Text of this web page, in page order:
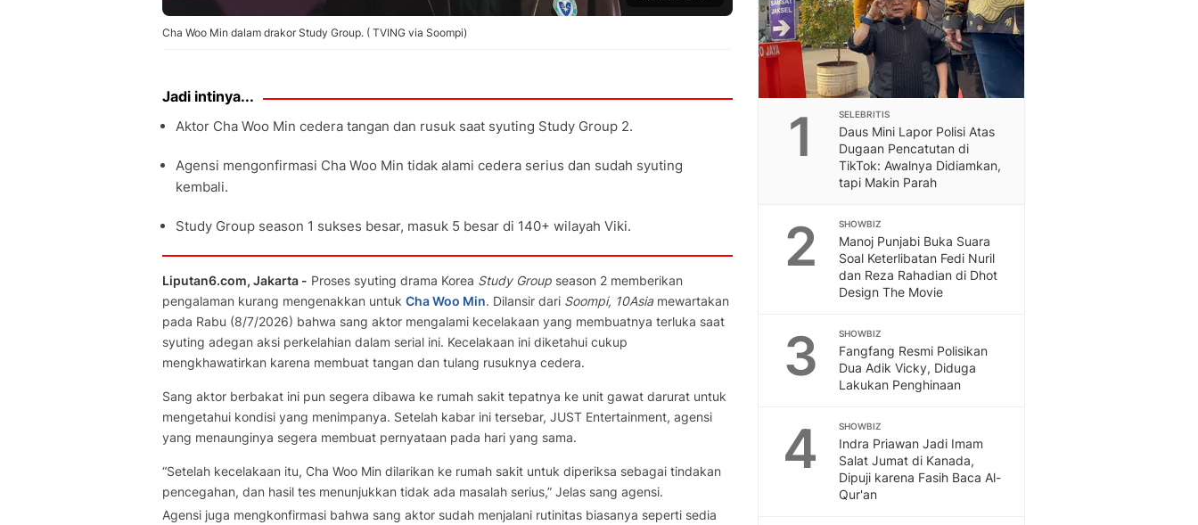
Cha Woo Min dalam drakor Study Group. ( TVING via Soompi)
Jadi intinya...
Aktor Cha Woo Min cedera tangan dan rusuk saat syuting Study Group 2.
Agensi mengonfirmasi Cha Woo Min tidak alami cedera serius dan sudah syuting
kembali.
Study Group season 1 sukses besar, masuk 5 besar di 140+ wilayah Viki.
Liputan6.com, Jakarta - Proses syuting drama Korea Study Group season 2 memberikan
pengalaman kurang mengenakkan untuk Cha Woo Min. Dilansir dari Soompi, 10Asiamewartakan
pada Rabu (8/7/2026) bahwa sang aktor mengalami kecelakaan yang membuatnya terluka saat
syuting adegan aksi perkelahian dalam serial ini. Kecelakaan ini diketahui cukup
mengkhawatirkan karena membuat tangan dan tulang rusuknya cedera.
Sang aktor berbakat ini pun segera dibawa ke rumah sakit tepatnya ke unit gawat darurat untuk
mengetahui kondisi yang menimpanya. Setelah kabar ini tersebar, JUST Entertainment, agensi
yang menaunginya segera membuat pernyataan pada hari yang sama.
“Setelah kecelakaan itu, Cha Woo Min dilarikan ke rumah sakit untuk diperiksa sebagai tindakan
pencegahan, dan hasil tes menunjukkan tidak ada masalah serius,” Jelas sang agensi.
Agensi juga mengkonfirmasi bahwa sang aktor sudah menjalani rutinitas biasanya seperti sedia
1 SELEBRITIS
Daus Mini Lapor Polisi Atas
Dugaan Pencatutan di
TikTok: Awalnya Didiamkan,
tapi Makin Parah
2 SHOWBIZ
Manoj Punjabi Buka Suara
Soal Keterlibatan Fedi Nuril
dan Reza Rahadian di Dhot
Design The Movie
3 SHOWBIZ
Fangfang Resmi Polisikan
Dua Adik Vicky, Diduga
Lakukan Penghinaan
4 SHOWBIZ
Indra Priawan Jadi Imam
Salat Jumat di Kanada,
Dipuji karena Fasih Baca Al-
Qur'an